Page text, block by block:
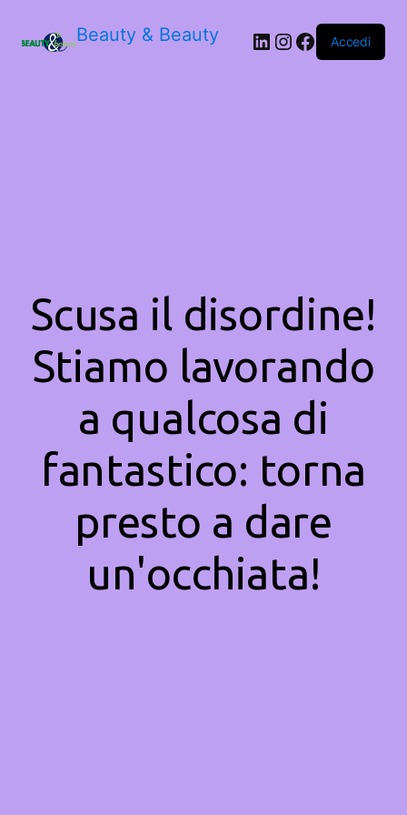
Beauty & Beauty LinkedIn
Instagram
Facebook
Accedi
Scusa il disordine!
Stiamo lavorando
a qualcosa di
fantastico: torna
presto a dare
un'occhiata!